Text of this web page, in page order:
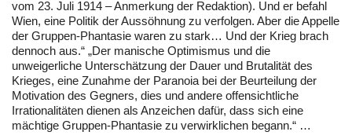
vom 23. Juli 1914 – Anmerkung der Redaktion). Und er befahl
Wien, eine Politik der Aussöhnung zu verfolgen. Aber die Appelle
der Gruppen-Phantasie waren zu stark… Und der Krieg brach
dennoch aus.“ „Der manische Optimismus und die
unweigerliche Unterschätzung der Dauer und Brutalität des
Krieges, eine Zunahme der Paranoia bei der Beurteilung der
Motivation des Gegners, dies und andere offensichtliche
Irrationalitäten dienen als Anzeichen dafür, dass sich eine
mächtige Gruppen-Phantasie zu verwirklichen begann.“ …